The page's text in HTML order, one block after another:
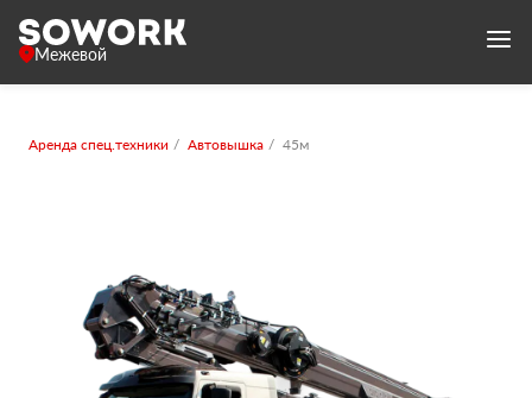
Межевой
Аренда спец.техники Автовышка 45м